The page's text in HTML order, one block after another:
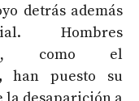
detrás además
Hombres
como el
han puesto su